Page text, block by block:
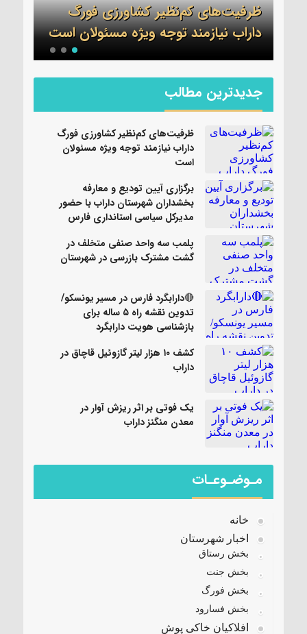
ظرفیت‌های کم‌نظیر کشاورزی فورگ
داراب نیازمند توجه ویژه مسئولان است
جدیدترین مطالب
ظرفیت‌های کم‌نظیر کشاورزی فورگ
داراب نیازمند توجه ویژه مسئولان
است
برگزاری آیین تودیع و معارفه
بخشداران شهرستان داراب با حضور
مدیرکل سیاسی استانداری فارس
پلمب سه واحد صنفی متخلف در
گشت مشترک بازرسی در شهرستان
🔴دارابگرد فارس در مسیر یونسکو/
تدوین نقشه راه ۵ ساله برای
بازشناسی هویت دارابگرد
کشف ۱۰ هزار لیتر گازوئیل قاچاق در
داراب
یک فوتی بر اثر ریزش آوار در
معدن منگنز داراب
مـوضـوعـات
خانه
اخبار شهرستان
بخش رستاق
بخش جنت
بخش فورگ
بخش فسارود
افلاکیان خاکی پوش